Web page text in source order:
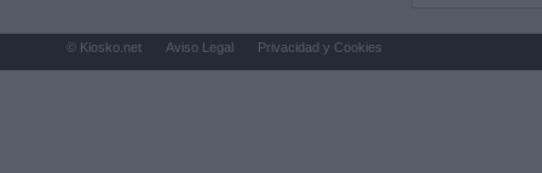
© Kiosko.net Aviso Legal Privacidad y Cookies